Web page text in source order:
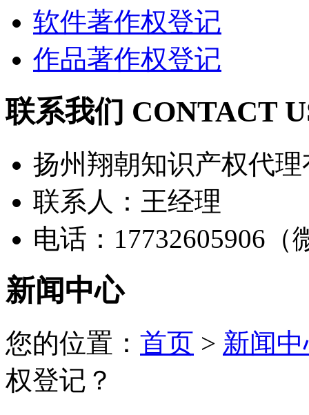
软件著作权登记
作品著作权登记
联系我们 CONTACT
扬州翔朝知识产权代
联系人：王经理
电话：17732605906（
新闻中心
您的位置： 首页 > 新闻
权登记？